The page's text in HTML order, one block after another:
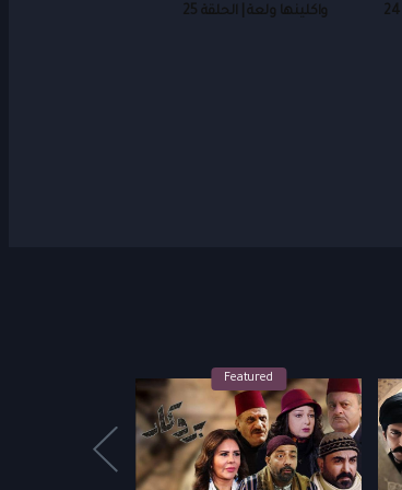
واكلينها ولعة | الحلقة 25
Featured